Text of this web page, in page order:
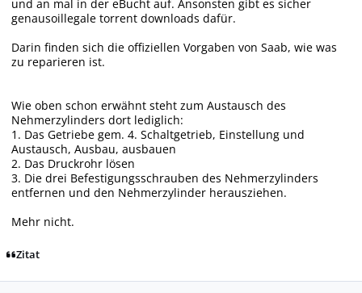
und an mal in der eBucht auf. Ansonsten gibt es sicher
genausoillegale torrent downloads dafür.
Darin finden sich die offiziellen Vorgaben von Saab, wie was
zu reparieren ist.
Wie oben schon erwähnt steht zum Austausch des
Nehmerzylinders dort lediglich:
1. Das Getriebe gem. 4. Schaltgetrieb, Einstellung und
Austausch, Ausbau, ausbauen
2. Das Druckrohr lösen
3. Die drei Befestigungsschrauben des Nehmerzylinders
entfernen und den Nehmerzylinder herausziehen.
Mehr nicht.
Zitat